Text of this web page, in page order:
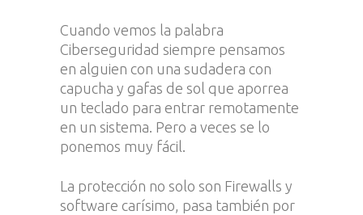
Cuando vemos la palabra
Ciberseguridad siempre pensamos
en alguien con una sudadera con
capucha y gafas de sol que aporrea
un teclado para entrar remotamente
en un sistema. Pero a veces se lo
ponemos muy fácil.
La protección no solo son Firewalls y
software carísimo, pasa también por